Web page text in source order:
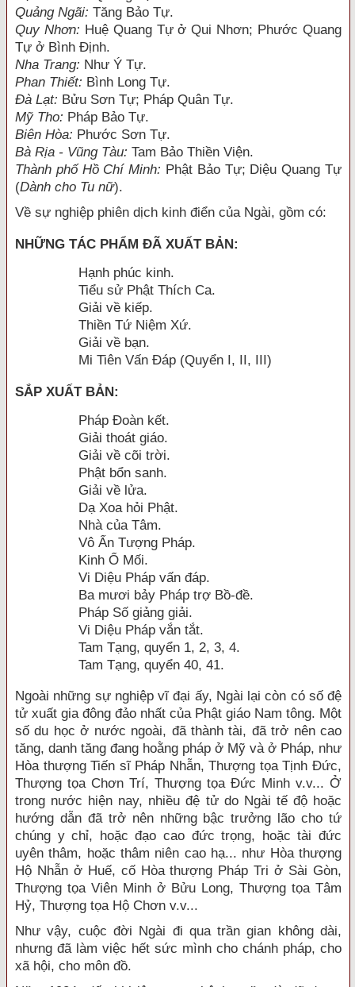
Quảng Ngãi: Tăng Bảo Tự.
Quy Nhơn: Huệ Quang Tự ở Qui Nhơn; Phước Quang
Tự ở Bình Định.
Nha Trang: Như Ý Tự.
Phan Thiết: Bình Long Tự.
Đà Lạt: Bửu Sơn Tự; Pháp Quân Tự.
Mỹ Tho: Pháp Bảo Tự.
Biên Hòa: Phước Sơn Tự.
Bà Rịa - Vũng Tàu: Tam Bảo Thiền Viện.
Thành phố Hồ Chí Minh: Phật Bảo Tự; Diệu Quang Tự
(Dành cho Tu nữ).
Về sự nghiệp phiên dịch kinh điển của Ngài, gồm có:
NHỮNG TÁC PHẨM ĐÃ XUẤT BẢN:
Hạnh phúc kinh.
Tiểu sử Phật Thích Ca.
Giải về kiếp.
Thiền Tứ Niệm Xứ.
Giải về bạn.
Mi Tiên Vấn Đáp (Quyển I, II, III)
SẮP XUẤT BẢN:
Pháp Đoàn kết.
Giải thoát giáo.
Giải về cõi trời.
Phật bổn sanh.
Giải về lửa.
Dạ Xoa hỏi Phật.
Nhà của Tâm.
Vô Ấn Tượng Pháp.
Kinh Ổ Mối.
Vi Diệu Pháp vấn đáp.
Ba mươi bảy Pháp trợ Bồ-đề.
Pháp Số giảng giải.
Vi Diệu Pháp vắn tắt.
Tam Tạng, quyển 1, 2, 3, 4.
Tam Tạng, quyển 40, 41.
Ngoài những sự nghiệp vĩ đại ấy, Ngài lại còn có số đệ
tử xuất gia đông đảo nhất của Phật giáo Nam tông. Một
số du học ở nước ngoài, đã thành tài, đã trở nên cao
tăng, danh tăng đang hoằng pháp ở Mỹ và ở Pháp, như
Hòa thượng Tiến sĩ Pháp Nhẫn, Thượng tọa Tịnh Đức,
Thượng tọa Chơn Trí, Thượng tọa Đức Minh v.v... Ở
trong nước hiện nay, nhiều đệ tử do Ngài tế độ hoặc
hướng dẫn đã trở nên những bậc trưởng lão cho tứ
chúng y chỉ, hoặc đạo cao đức trọng, hoặc tài đức
uyên thâm, hoặc thâm niên cao hạ... như Hòa thượng
Hộ Nhẫn ở Huế, cố Hòa thượng Pháp Tri ở Sài Gòn,
Thượng tọa Viên Minh ở Bửu Long, Thượng tọa Tâm
Hỷ, Thượng tọa Hộ Chơn v.v...
Như vậy, cuộc đời Ngài đi qua trần gian không dài,
nhưng đã làm việc hết sức mình cho chánh pháp, cho
xã hội, cho môn đồ.